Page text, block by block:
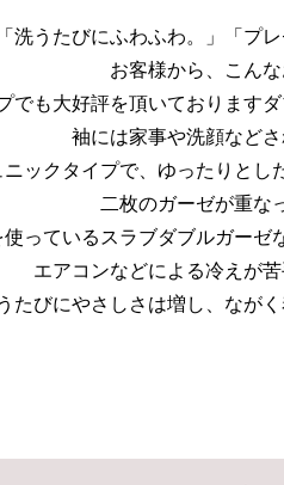
「洗うたびにふわふわ。」「プ
お客様から、こん
でも大好評を頂いております
袖には家事や洗顔など
ニックタイプで、ゆったりとし
二枚のガーゼが重な
使っているスラブダブルガーゼ
エアコンなどによる冷えが
たびにやさしさは増し、なが